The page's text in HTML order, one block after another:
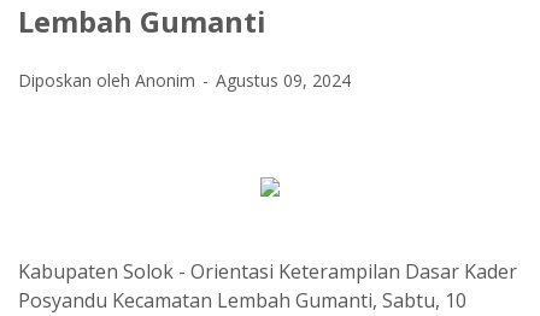
Lembah Gumanti
Diposkan oleh Anonim Agustus 09, 2024
Kabupaten Solok - Orientasi Keterampilan Dasar Kader
Posyandu Kecamatan Lembah Gumanti, Sabtu, 10